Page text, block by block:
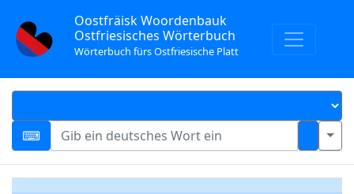
Oostfräisk Woordenbauk
Ostfriesisches Wörterbuch
Wörterbuch fürs Ostfriesische Platt